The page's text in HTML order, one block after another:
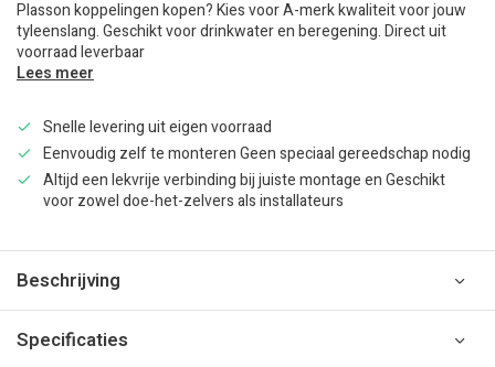
Plasson koppelingen kopen? Kies voor A-merk kwaliteit voor jouw
tyleenslang. Geschikt voor drinkwater en beregening. Direct uit
voorraad leverbaar
Lees meer
Snelle levering uit eigen voorraad
Eenvoudig zelf te monteren Geen speciaal gereedschap nodig
Altijd een lekvrije verbinding bij juiste montage en Geschikt
voor zowel doe-het-zelvers als installateurs
Beschrijving
Specificaties